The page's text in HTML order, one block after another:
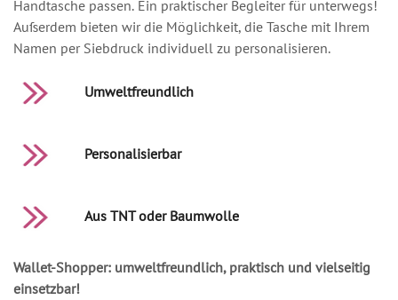
Handtasche passen. Ein praktischer Begleiter für unterwegs!
Außerdem bieten wir die Möglichkeit, die Tasche mit Ihrem
Namen per Siebdruck individuell zu personalisieren.
Umweltfreundlich
Personalisierbar
Aus TNT oder Baumwolle
Wallet-Shopper: umweltfreundlich, praktisch und vielseitig
einsetzbar!